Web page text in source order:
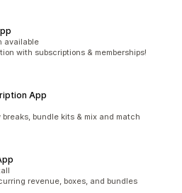
2932
available
with subscriptions & memberships!
App
bundle kits & mix and match
revenue, boxes, and bundles